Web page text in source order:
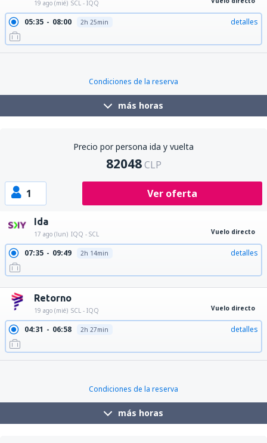
19 ago (mié) SCL - IQQ
05:35 08:00 2h 25min detalles
Condiciones de la reserva
más horas
Precio por persona ida y vuelta
82048 CLP
1 Ver oferta
Ida
17 ago (lun) IQQ - SCL Vuelo directo
07:35 09:49 2h 14min detalles
Retorno
19 ago (mié) SCL - IQQ Vuelo directo
04:31 06:58 2h 27min detalles
Condiciones de la reserva
más horas